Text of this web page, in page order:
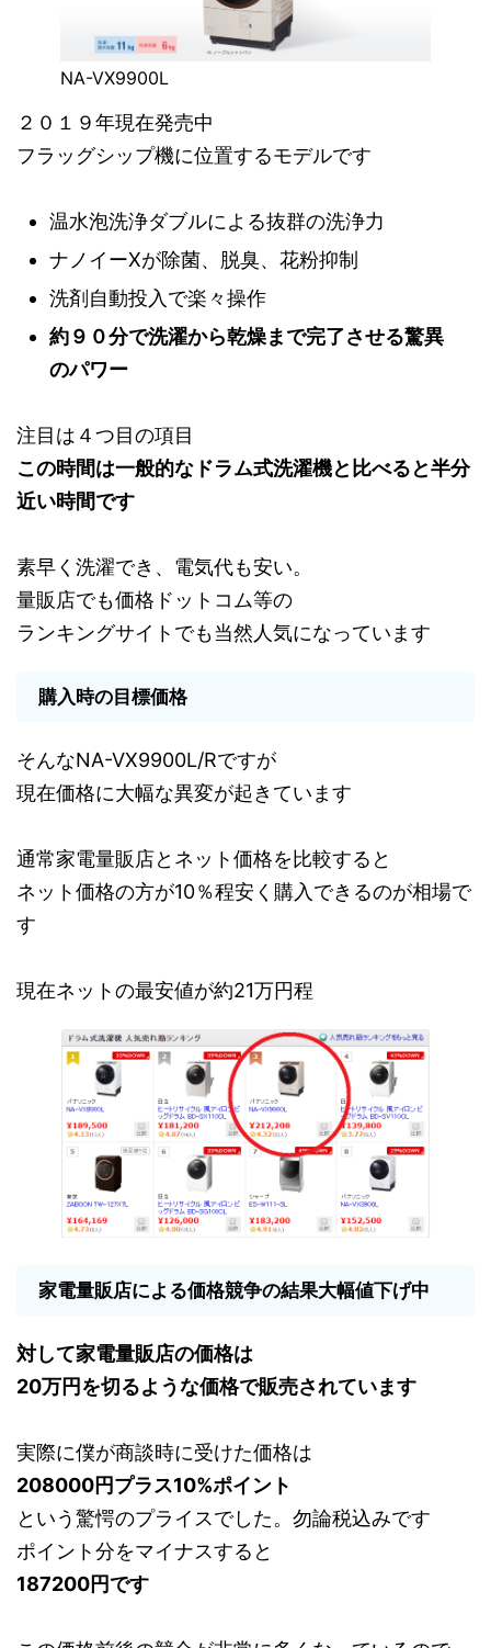
NA-VX9900L
２０１９年現在発売中
フラッグシップ機に位置するモデルです
温水泡洗浄ダブルによる抜群の洗浄力
ナノイーXが除菌、脱臭、花粉抑制
洗剤自動投入で楽々操作
約９０分で洗濯から乾燥まで完了させる驚異
のパワー
注目は４つ目の項目
この時間は一般的なドラム式洗濯機と比べると半分
近い時間です
素早く洗濯でき、電気代も安い。
量販店でも価格ドットコム等の
ランキングサイトでも当然人気になっています
購入時の目標価格
そんなNA-VX9900L/Rですが
現在価格に大幅な異変が起きています
通常家電量販店とネット価格を比較すると
ネット価格の方が10％程安く購入できるのが相場で
す
現在ネットの最安値が約21万円程
家電量販店による価格競争の結果大幅値下げ中
対して家電量販店の価格は
20万円を切るような価格で販売されています
実際に僕が商談時に受けた価格は
208000円プラス10%ポイント
という驚愕のプライスでした。勿論税込みです
ポイント分をマイナスすると
187200円です